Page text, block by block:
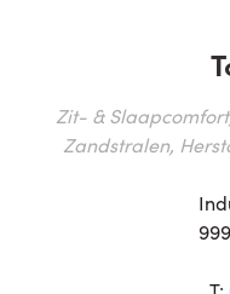
Zit- &
Zandstralen,